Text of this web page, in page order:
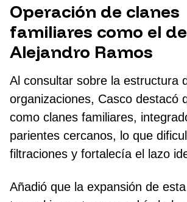
Operación de clanes
familiares como el de
Alejandro Ramos
Al consultar sobre la estructura
organizaciones, Casco destacó
como clanes familiares,
parientes cercanos, lo que
filtraciones y fortalecía el lazo
Añadió que la expansión de